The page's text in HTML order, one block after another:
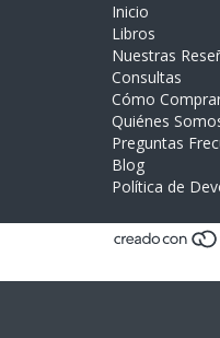
Inicio
Libros
Nuestras
Consultas
Cómo
Quiénes
Preguntas
Blog
Política de